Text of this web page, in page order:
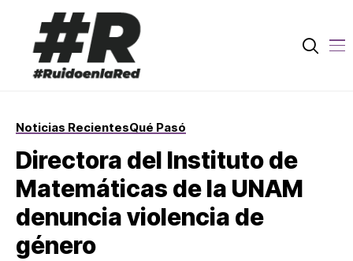
Noticias RecientesQué Pasó
Directora del Instituto de
Matemáticas de la UNAM
denuncia violencia de
género